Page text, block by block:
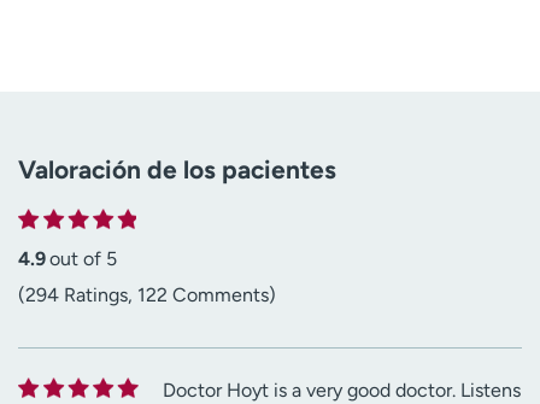
Valoración de los pacientes
4.9out of 5
(294 Ratings, 122 Comments)
Doctor Hoyt is a very good doctor. Listens